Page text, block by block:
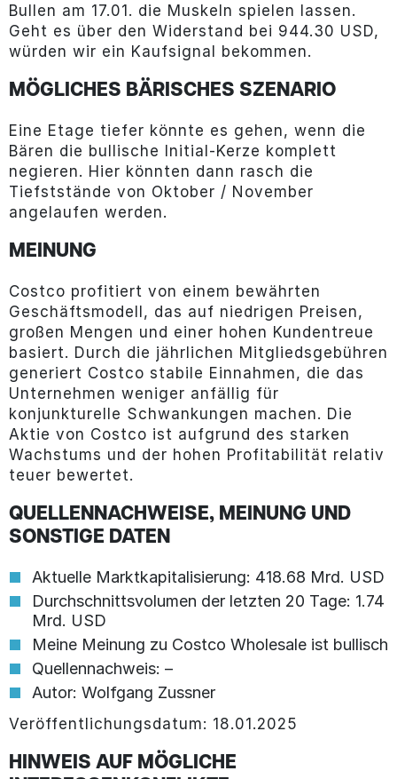
Bullen am 17.01. die Muskeln spielen lassen.
Geht es über den Widerstand bei 944.30 USD,
würden wir ein Kaufsignal bekommen.
MÖGLICHES BÄRISCHES SZENARIO
Eine Etage tiefer könnte es gehen, wenn die
Bären die bullische Initial-Kerze komplett
negieren. Hier könnten dann rasch die
Tiefststände von Oktober / November
angelaufen werden.
MEINUNG
Costco profitiert von einem bewährten
Geschäftsmodell, das auf niedrigen Preisen,
großen Mengen und einer hohen Kundentreue
basiert. Durch die jährlichen Mitgliedsgebühren
generiert Costco stabile Einnahmen, die das
Unternehmen weniger anfällig für
konjunkturelle Schwankungen machen. Die
Aktie von Costco ist aufgrund des starken
Wachstums und der hohen Profitabilität relativ
teuer bewertet.
QUELLENNACHWEISE, MEINUNG UND
SONSTIGE DATEN
Aktuelle Marktkapitalisierung: 418.68 Mrd. USD
Durchschnittsvolumen der letzten 20 Tage: 1.74
Mrd. USD
Meine Meinung zu Costco Wholesale ist bullisch
Quellennachweis: –
Autor: Wolfgang Zussner
Veröffentlichungsdatum: 18.01.2025
HINWEIS AUF MÖGLICHE